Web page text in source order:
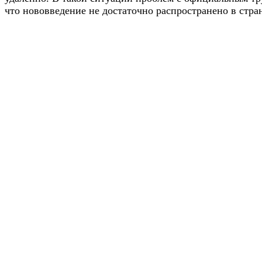
что нововведение не достаточно распространено в